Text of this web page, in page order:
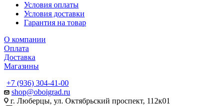
Условия оплаты
Условия доставки
Гарантия на товар
О компании
Оплата
Доставка
Магазины
+7 (936) 304-41-00
shop@oboigrad.ru
г. Люберцы, ул. Октябрьский проспект, 112к01